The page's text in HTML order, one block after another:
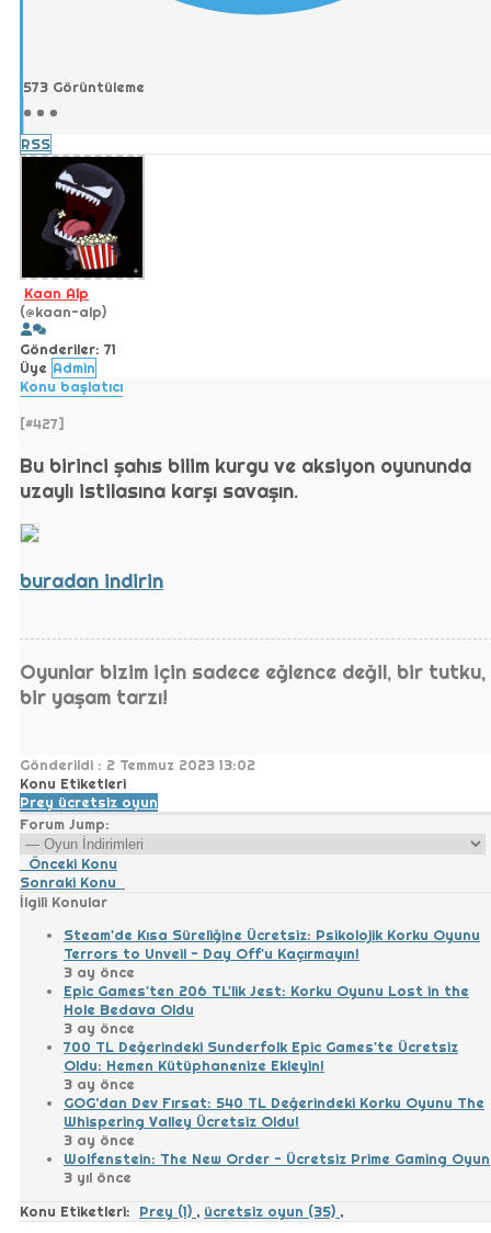
573 Görüntüleme
RSS
Kaan Alp
(@kaan-alp)
Gönderiler: 71
Üye Admin
Konu başlatıcı
[#427]
Bu birinci şahıs bilim kurgu ve aksiyon oyununda
uzaylı istilasına karşı savaşın.
buradan indirin
Oyunlar bizim için sadece eğlence değil, bir tutku,
bir yaşam tarzı!
Gönderildi : 2 Temmuz 2023 13:02
Konu Etiketleri
Prey ücretsiz oyun
Forum Jump:
Önceki Konu
Sonraki Konu
İlgili Konular
Steam'de Kısa Süreliğine Ücretsiz: Psikolojik Korku Oyunu
Terrors to Unveil - Day Off'u Kaçırmayın!
3 ay önce
Epic Games'ten 206 TL'lik Jest: Korku Oyunu Lost in the
Hole Bedava Oldu
3 ay önce
700 TL Değerindeki Sunderfolk Epic Games'te Ücretsiz
Oldu: Hemen Kütüphanenize Ekleyin!
3 ay önce
GOG’dan Dev Fırsat: 540 TL Değerindeki Korku Oyunu The
Whispering Valley Ücretsiz Oldu!
3 ay önce
Wolfenstein: The New Order - Ücretsiz Prime Gaming Oyun
3 yıl önce
Konu Etiketleri: Prey (1) , ücretsiz oyun (35) ,